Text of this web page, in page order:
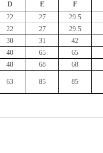
D E F
22 27 29.5
22 27 29.5
30 31 42
40 65 65
48 68 68
63 85 85